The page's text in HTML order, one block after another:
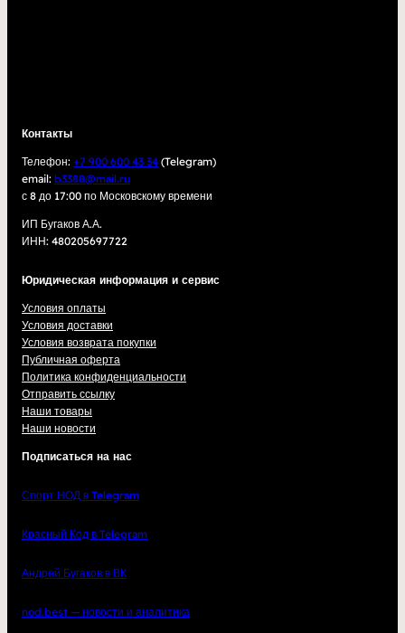
Контакты
Телефон: +7 900 600 43 34 (Telegram)
email: b3388@mail.ru
с 8 до 17:00 по Московскому времени
ИП Бугаков А.А.
ИНН: 480205697722
Юридическая информация и сервис
Условия оплаты
Условия доставки
Условия возврата покупки
Публичная оферта
Политика конфиденциальности
Отправить ссылку
Наши товары
Наши новости
Подписаться на нас
Спорт НОД в Telegram
Красный Код в Telegram
Андрей Бугаков в ВК
nod.best — новости и аналитика